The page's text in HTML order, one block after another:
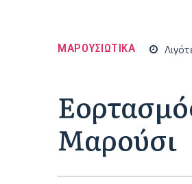
ΜΑΡΟΥΣΙΩΤΙΚΑ
Μαρούσι